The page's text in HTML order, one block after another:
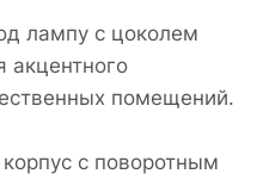
лампу с цоколем
акцентного
помещений.
c поворотным